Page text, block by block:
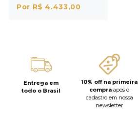
Por R$ 4.433,00
Entrega em
todo o Brasil
10% off na primeira
compra após o
cadastro em nossa
newsletter